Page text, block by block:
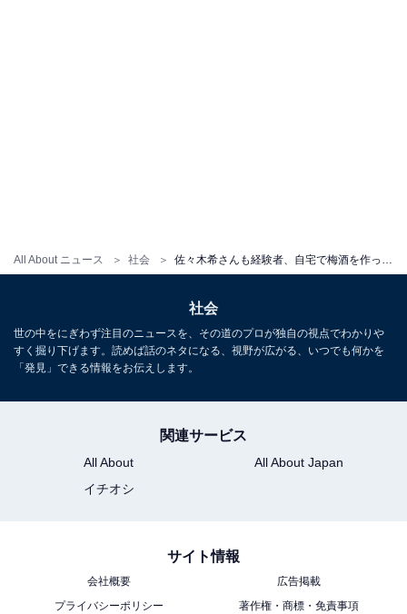
All About ニュース 社会
多く寄せられました。無味無臭であるホワイトリカーと
れを使用する事で、一味違う梅酒を作ることができま
す。
梅は梅農家まで買いに行って自分たちの目で見て選
びます。
社会
世の中をにぎわず注目のニュースを、その道のプロが独自の視点でわかりや
すく掘り下げます。読めば話のネタになる、視野が広がる、いつでも何かを
「発見」できる情報をお伝えします。
関連サービス
All About
All About Japan
イチオシ
サイト情報
会社概要
広告掲載
プライバシーポリシー
著作権・商標・免責事項